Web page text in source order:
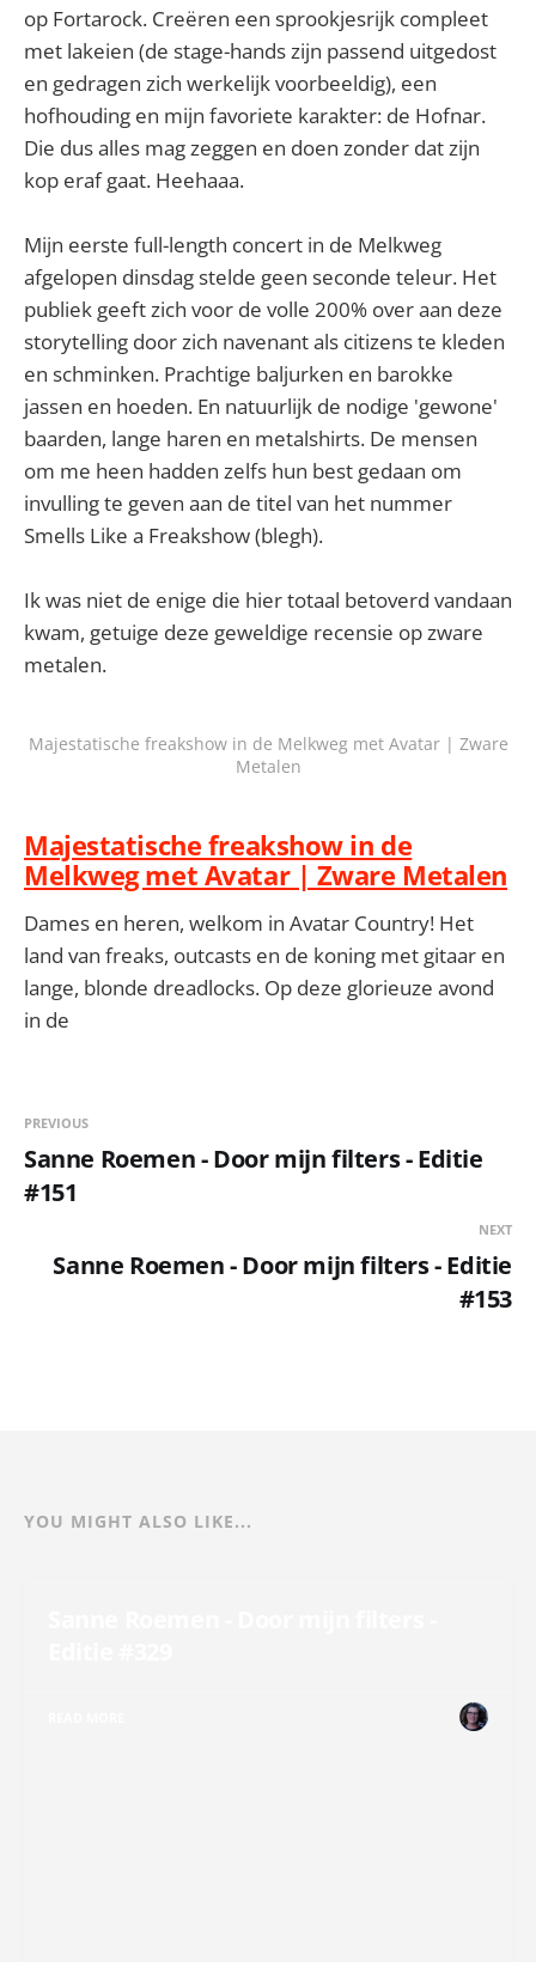
op Fortarock. Creëren een sprookjesrijk compleet
met lakeien (de stage-hands zijn passend uitgedost
en gedragen zich werkelijk voorbeeldig), een
hofhouding en mijn favoriete karakter: de Hofnar.
Die dus alles mag zeggen en doen zonder dat zijn
kop eraf gaat. Heehaaa.
Mijn eerste full-length concert in de Melkweg
afgelopen dinsdag stelde geen seconde teleur. Het
publiek geeft zich voor de volle 200% over aan deze
storytelling door zich navenant als citizens te kleden
en schminken. Prachtige baljurken en barokke
jassen en hoeden. En natuurlijk de nodige 'gewone'
baarden, lange haren en metalshirts. De mensen
om me heen hadden zelfs hun best gedaan om
invulling te geven aan de titel van het nummer
Smells Like a Freakshow (blegh).
Ik was niet de enige die hier totaal betoverd vandaan
kwam, getuige deze geweldige recensie op zware
metalen.
Majestatische freakshow in de Melkweg met Avatar | Zware
Metalen
Majestatische freakshow in de
Melkweg met Avatar | Zware Metalen
Dames en heren, welkom in Avatar Country! Het
land van freaks, outcasts en de koning met gitaar en
lange, blonde dreadlocks. Op deze glorieuze avond
in de
PREVIOUS
Sanne Roemen - Door mijn filters - Editie
#151
NEXT
Sanne Roemen - Door mijn filters - Editie
#153
YOU MIGHT ALSO LIKE...